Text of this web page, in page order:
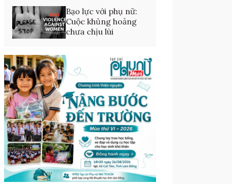
Bạo lực với phụ nữ:
Cuộc khủng hoảng
chưa chịu lùi